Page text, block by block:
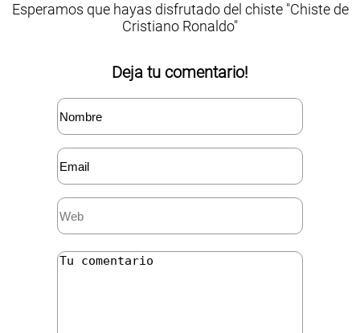
Esperamos que hayas disfrutado del chiste "Chiste de
Cristiano Ronaldo"
Deja tu comentario!